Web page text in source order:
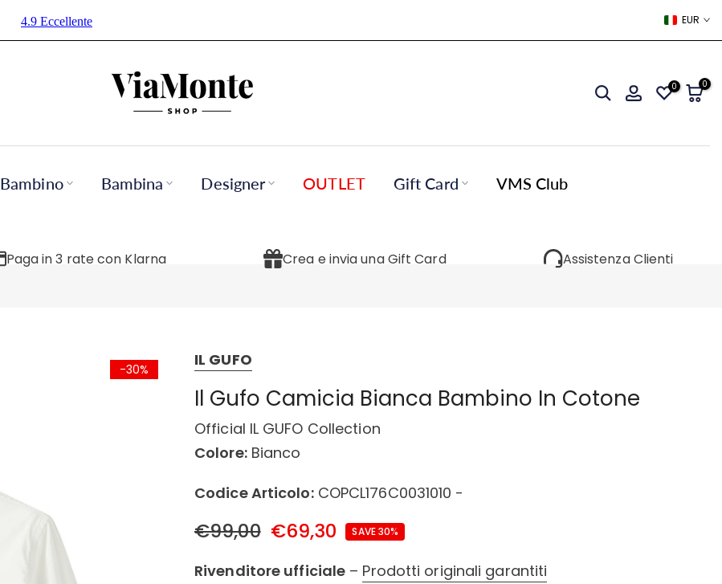
EUR
0 0
Bambino Bambina Designer OUTLET Gift Card VMS Club
Paga in 3 rate con Klarna Crea e invia una Gift Card Assistenza Clienti
-30% IL GUFO
Il Gufo Camicia Bianca Bambino In Cotone
Official IL GUFO Collection
Colore:Bianco
Codice Articolo:COPCL176C0031010 -
€99,00 €69,30 SAVE 30%
Rivenditore ufficiale – Prodotti originali garantiti